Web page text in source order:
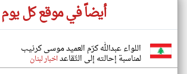
أيضاً في موقع كل يوم
اللواء عبدالله كرّم العميد موسى كرنيب
لمناسبة إحالته إلى التّقاعداخبار لبنان